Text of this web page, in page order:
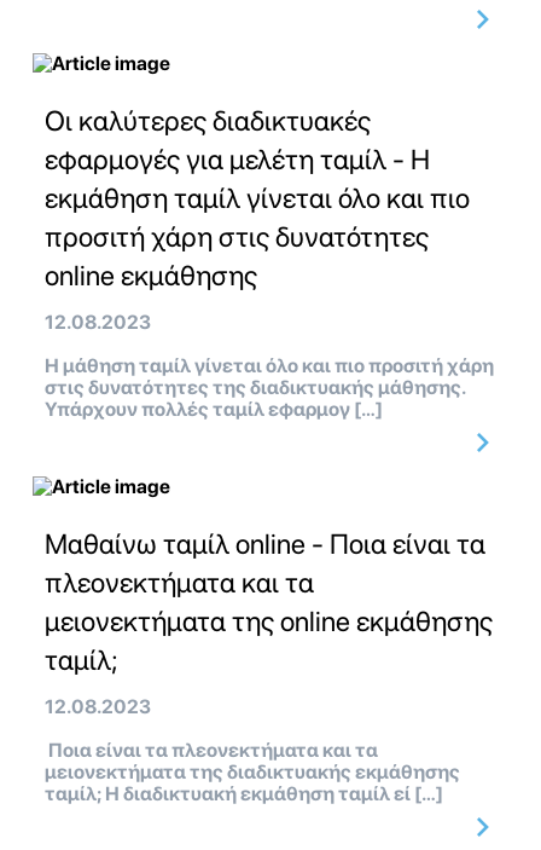
Οι καλύτερες διαδικτυακές
εφαρμογές για μελέτη ταμίλ - Η
εκμάθηση ταμίλ γίνεται όλο και πιο
προσιτή χάρη στις δυνατότητες
online εκμάθησης
12.08.2023
Η μάθηση ταμίλ γίνεται όλο και πιο προσιτή χάρη
στις δυνατότητες της διαδικτυακής μάθησης.
Υπάρχουν πολλές ταμίλ εφαρμογ […]
Μαθαίνω ταμίλ online - Ποια είναι τα
πλεονεκτήματα και τα
μειονεκτήματα της online εκμάθησης
ταμίλ;
12.08.2023
Ποια είναι τα πλεονεκτήματα και τα
μειονεκτήματα της διαδικτυακής εκμάθησης
ταμίλ; Η διαδικτυακή εκμάθηση ταμίλ εί […]